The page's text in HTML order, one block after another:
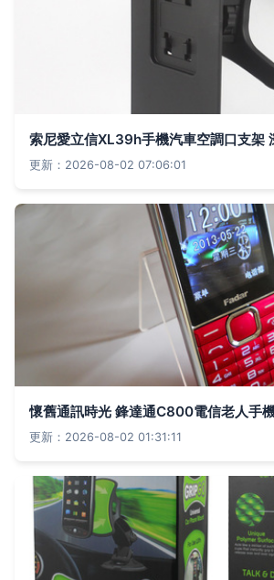
更新：2026-08-02 07:06:01
懷舊通訊時光 鋒達通C800電信老人手
更新：2026-08-02 01:31:11